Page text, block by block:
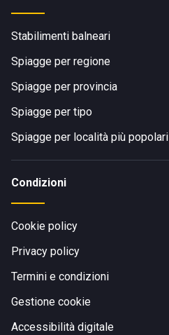
Stabilimenti balneari
Spiagge per regione
Spiagge per provincia
Spiagge per tipo
Spiagge per località più popolari
Condizioni
Cookie policy
Privacy policy
Termini e condizioni
Gestione cookie
Accessibilità digitale